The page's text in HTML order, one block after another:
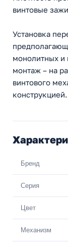
винтовые
Установка
монолитных и
монтаж – на
винтового
конструкцией.
Бренд
Серия
Цвет
Механизм